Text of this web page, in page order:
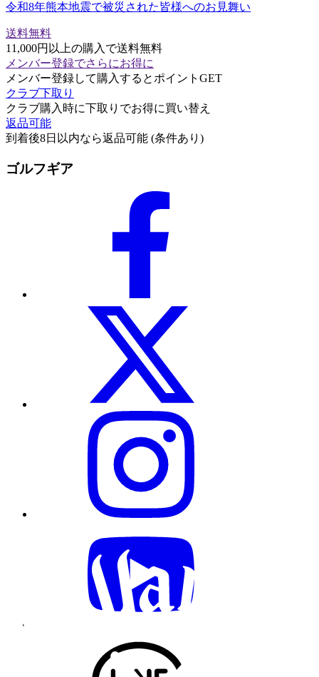
令和8年熊本地震で被災された皆様へのお見舞い
送料無料
11,000円以上の購入で送料無料
メンバー登録でさらにお得に
メンバー登録して購入するとポイントGET
クラブ下取り
クラブ購入時に下取りでお得に買い替え
返品可能
到着後8日以内なら返品可能 (条件あり)
ゴルフギア